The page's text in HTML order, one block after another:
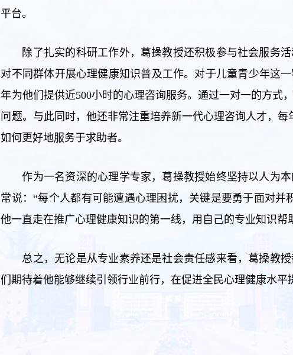
平台。
除了扎实的科研工作外，葛操教授还积极参与社会服务
对不同群体开展心理健康知识普及工作。对于儿童青少年这
年为他们提供近500小时的心理咨询服务。通过一对一的方式
问题。与此同时，他还非常注重培养新一代心理咨询人才，每
如何更好地服务于求助者。
作为一名资深的心理学专家，葛操教授始终坚持以人为
常说：“每个人都有可能遭遇心理困扰，关键是要勇于面对
他一直走在推广心理健康知识的第一线，用自己的专业知识帮
总之，无论是从专业素养还是社会责任感来看，葛操教
们期待着他能够继续引领行业前行，在促进全民心理健康水